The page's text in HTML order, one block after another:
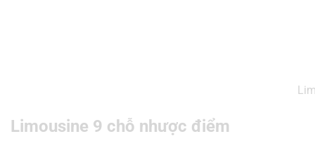
Limousine 9 chỗ nhược điểm